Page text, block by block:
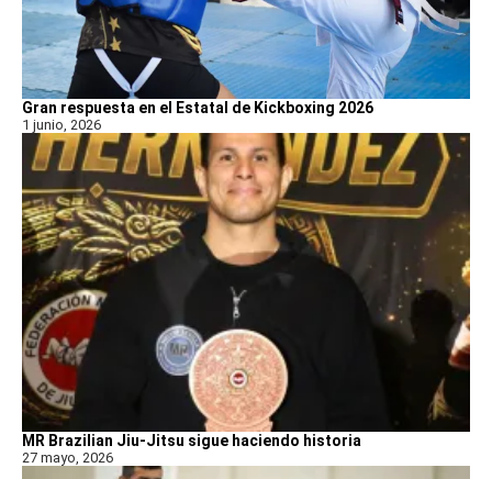
Gran respuesta en el Estatal de Kickboxing 2026
1 junio, 2026
MR Brazilian Jiu-Jitsu sigue haciendo historia
27 mayo, 2026